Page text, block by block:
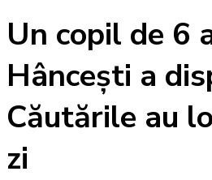
Un copil de 6
Hâncești a
Căutările au
zi